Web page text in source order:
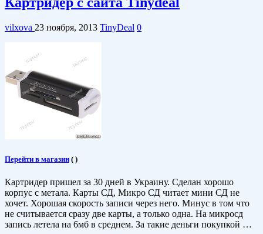
vilxova 23 ноября, 2013 TinyDeal 0
Перейти в магазин ( )
Картридер пришел за 30 дней в Украину. Сделан хорошо
корпус с метала. Карты СД, Микро СД читает мини СД не
хочет. Хорошая скорость записи через него. Минус в том что
не считывается сразу две карты, а только одна. На микросд
запись летела на 6мб в среднем. За такие деньги покупкой …